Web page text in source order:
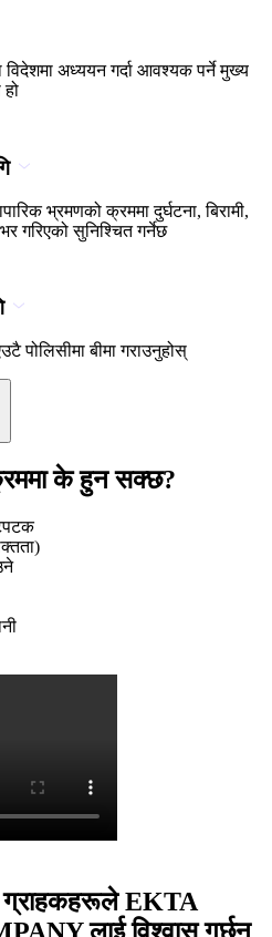
विदेशमा अध्ययन गर्दा आवश्यक पर्ने मुख्य
भ्रमणको क्रममा दुर्घटना, बिरामी,
गरिएको सुनिश्चित गर्नेछ
पोलिसीमा बीमा गराउनुहोस्
के हुन सक्छ?
ग्राहकहरूले EKTA
लाई विश्वास गर्छन्